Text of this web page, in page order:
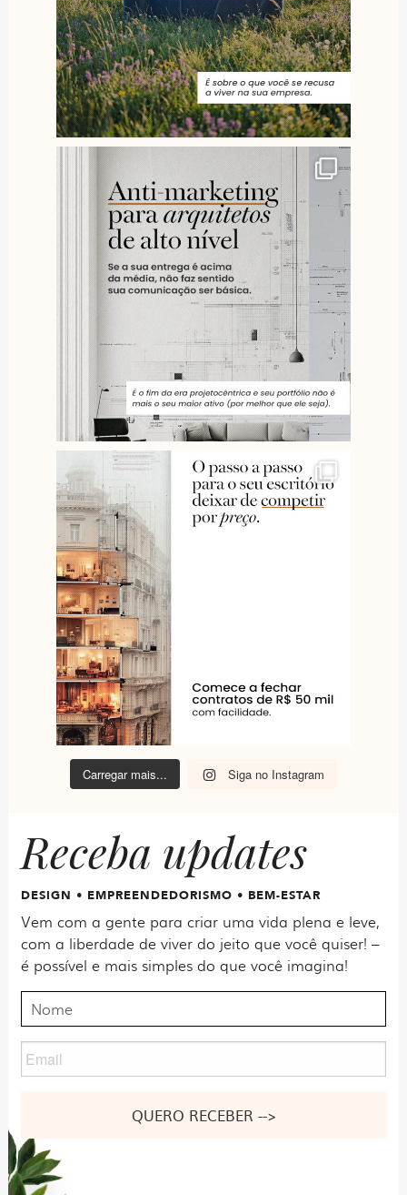
Carregar mais... Siga no Instagram
Receba updates
DESIGN • EMPREENDEDORISMO • BEM-ESTAR
Vem com a gente para criar uma vida plena e leve,
com a liberdade de viver do jeito que você quiser! –
é possível e mais simples do que você imagina!
Nome
Nome
Email